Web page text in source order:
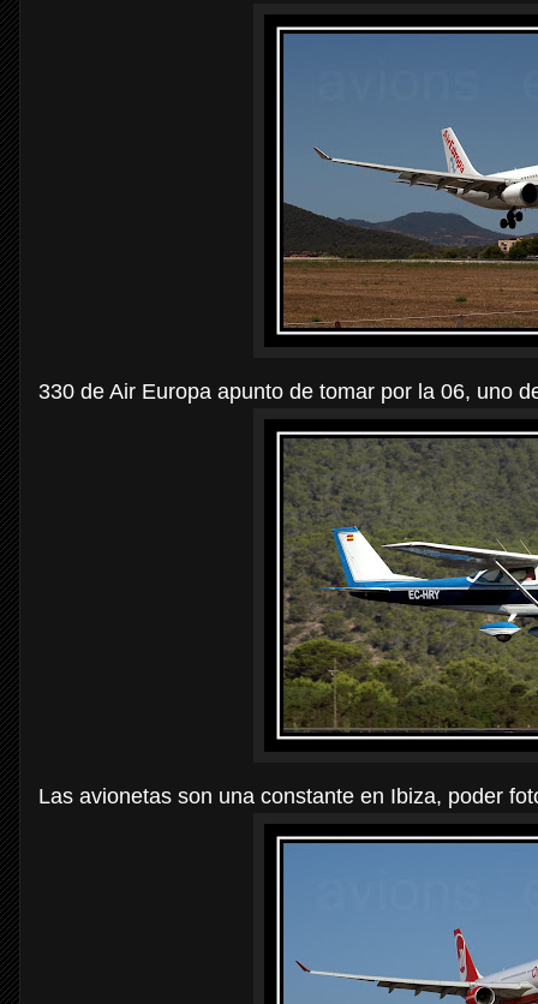
330 de Air Europa apunto de tomar por la 06, uno
Las avionetas son una constante en Ibiza, poder